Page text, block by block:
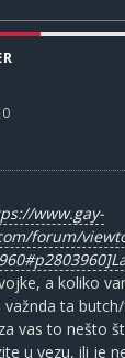
www.gay-
forum/
a koliko
važnda ta
vas to nešto
u vezu, ili je